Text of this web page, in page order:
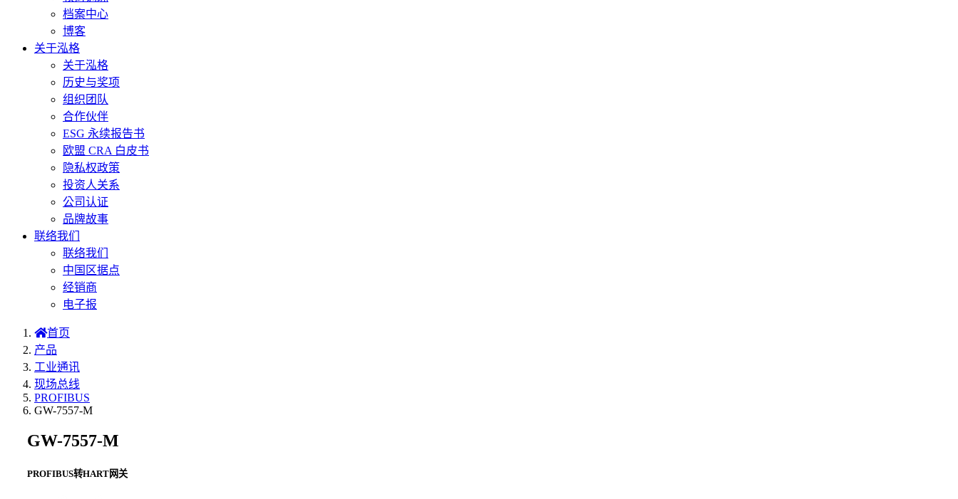
档案中心
博客
关于泓格
关于泓格
历史与奖项
组织团队
合作伙伴
ESG 永续报告书
欧盟 CRA 白皮书
隐私权政策
投资人关系
公司认证
品牌故事
联络我们
联络我们
中国区据点
经销商
电子报
首页
产品
工业通讯
现场总线
PROFIBUS
GW-7557-M
GW-7557-M
PROFIBUS转HART网关